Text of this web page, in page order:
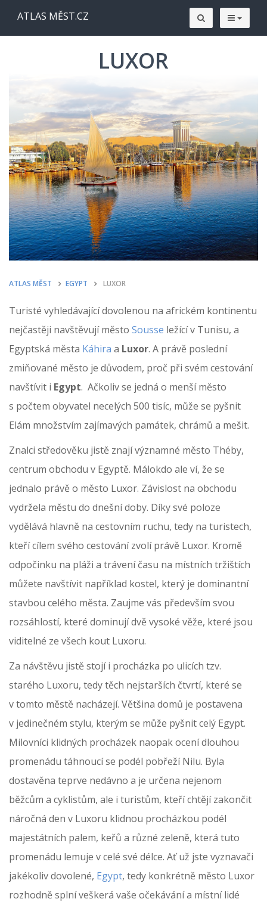
ATLAS MĚST.CZ
LUXOR
ATLAS MĚST EGYPT LUXOR
Turisté vyhledávající dovolenou na africkém kontinentu
nejčastěji navštěvují město Sousse ležící v Tunisu, a
Egyptská města Káhira a Luxor. A právě poslední
zmiňované město je důvodem, proč při svém cestování
navštívit i Egypt. Ačkoliv se jedná o menší město
s počtem obyvatel necelých 500 tisíc, může se pyšnit
Elám množstvím zajímavých památek, chrámů a mešit.
Znalci středověku jistě znají významné město Théby,
centrum obchodu v Egyptě. Málokdo ale ví, že se
jednalo právě o město Luxor. Závislost na obchodu
vydržela městu do dnešní doby. Díky své poloze
vydělává hlavně na cestovním ruchu, tedy na turistech,
kteří cílem svého cestování zvolí právě Luxor. Kromě
odpočinku na pláži a trávení času na místních tržištích
můžete navštívit například kostel, který je dominantní
stavbou celého města. Zaujme vás především svou
rozsáhlostí, které dominují dvě vysoké věže, které jsou
viditelné ze všech kout Luxoru.
Za návštěvu jistě stojí i procházka po ulicích tzv.
starého Luxoru, tedy těch nejstarších čtvrtí, které se
v tomto městě nacházejí. Většina domů je postavena
v jedinečném stylu, kterým se může pyšnit celý Egypt.
Milovníci klidných procházek naopak ocení dlouhou
promenádu táhnoucí se podél pobřeží Nilu. Byla
dostavěna teprve nedávno a je určena nejenom
běžcům a cyklistům, ale i turistům, kteří chtějí zakončit
náročná den v Luxoru klidnou procházkou podél
majestátních palem, keřů a různé zeleně, která tuto
promenádu lemuje v celé své délce. Ať už jste vyznavači
jakékoliv dovolené, Egypt, tedy konkrétně město Luxor
rozhodně splní veškerá vaše očekávání a místní lidé